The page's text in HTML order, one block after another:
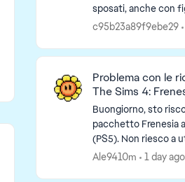
sposati, anche con
da uno specchio o
c95b23a89f9ebe29
Problema con le
The Sims 4:
Buongiorno, sto riscontrando un problema con il
pacchetto Frenesia
(PS5). Non riesco a utilizzare diverse ricette della
Ale9410m 1 day ago